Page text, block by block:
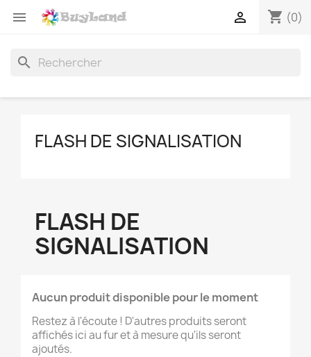
 shopping_cart (0)

search
FLASH DE SIGNALISATION
FLASH DE
SIGNALISATION
Aucun produit disponible pour le moment
Restez à l'écoute ! D'autres produits seront
affichés ici au fur et à mesure qu'ils seront
ajoutés.